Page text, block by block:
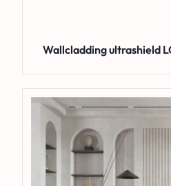
Wallcladding ultrashield